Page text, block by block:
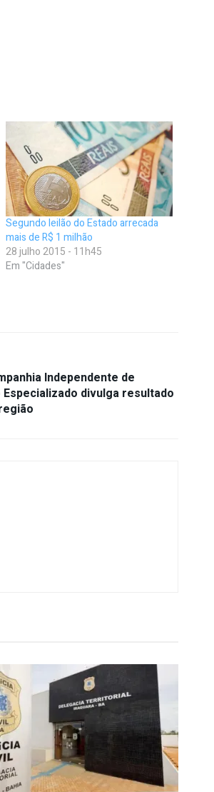
Segundo leilão do Estado arrecada
mais de R$ 1 milhão
28 julho 2015 - 11h45
Em "Cidades"
Independente de
divulga resultado